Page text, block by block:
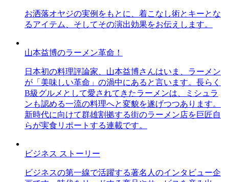
お洒落オヤジの実例をもとに、着こなし術とキーとな
るアイテム、そしてその演出効果をお伝えします。
山本益博のラーメン革命！
日本初の料理評論家、山本益博さんはいま、ラーメン
が「美味しい革命」の渦中にあると言います。長らく
B級グルメとして愛されてきたラーメンは、ミシュラ
ンも認める一流の料理へと変貌を遂げつつあります。
新時代に向けて群雄割拠する街のラーメン店を巨匠自
らが実食リポートする連載です。
ビジネス ストーリー
ビジネスの第一線で活躍する著名人のインタビュー企